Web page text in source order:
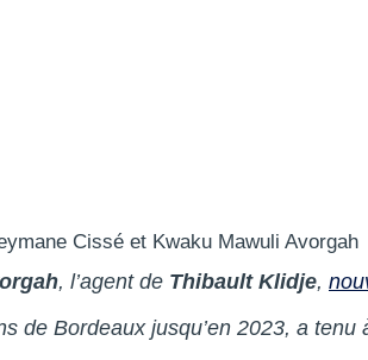
Cissé et Kwaku Mawuli Avorgah
, l’agent de Thibault Klidje,
de Bordeaux jusqu’en 2023, a tenu